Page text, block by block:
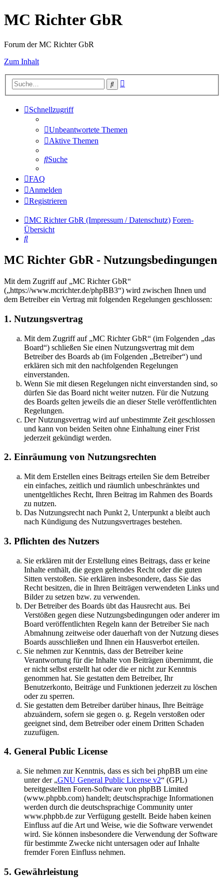
MC Richter GbR
Forum der MC Richter GbR
Zum Inhalt
Suche
Schnellzugriff
Unbeantwortete Themen
Aktive Themen
Suche
FAQ
Anmelden
Registrieren
MC Richter GbR (Impressum / Datenschutz) Foren-
Übersicht
Suche
MC Richter GbR - Nutzungsbedingungen
Mit dem Zugriff auf „MC Richter GbR“
(„https://www.mcrichter.de/phpBB3“) wird zwischen Ihnen und
dem Betreiber ein Vertrag mit folgenden Regelungen geschlossen:
1. Nutzungsvertrag
Mit dem Zugriff auf „MC Richter GbR“ (im Folgenden „das
Board“) schließen Sie einen Nutzungsvertrag mit dem
Betreiber des Boards ab (im Folgenden „Betreiber“) und
erklären sich mit den nachfolgenden Regelungen
einverstanden.
Wenn Sie mit diesen Regelungen nicht einverstanden sind, so
dürfen Sie das Board nicht weiter nutzen. Für die Nutzung
des Boards gelten jeweils die an dieser Stelle veröffentlichten
Regelungen.
Der Nutzungsvertrag wird auf unbestimmte Zeit geschlossen
und kann von beiden Seiten ohne Einhaltung einer Frist
jederzeit gekündigt werden.
2. Einräumung von Nutzungsrechten
Mit dem Erstellen eines Beitrags erteilen Sie dem Betreiber
ein einfaches, zeitlich und räumlich unbeschränktes und
unentgeltliches Recht, Ihren Beitrag im Rahmen des Boards
zu nutzen.
Das Nutzungsrecht nach Punkt 2, Unterpunkt a bleibt auch
nach Kündigung des Nutzungsvertrages bestehen.
3. Pflichten des Nutzers
Sie erklären mit der Erstellung eines Beitrags, dass er keine
Inhalte enthält, die gegen geltendes Recht oder die guten
Sitten verstoßen. Sie erklären insbesondere, dass Sie das
Recht besitzen, die in Ihren Beiträgen verwendeten Links und
Bilder zu setzen bzw. zu verwenden.
Der Betreiber des Boards übt das Hausrecht aus. Bei
Verstößen gegen diese Nutzungsbedingungen oder anderer im
Board veröffentlichten Regeln kann der Betreiber Sie nach
Abmahnung zeitweise oder dauerhaft von der Nutzung dieses
Boards ausschließen und Ihnen ein Hausverbot erteilen.
Sie nehmen zur Kenntnis, dass der Betreiber keine
Verantwortung für die Inhalte von Beiträgen übernimmt, die
er nicht selbst erstellt hat oder die er nicht zur Kenntnis
genommen hat. Sie gestatten dem Betreiber, Ihr
Benutzerkonto, Beiträge und Funktionen jederzeit zu löschen
oder zu sperren.
Sie gestatten dem Betreiber darüber hinaus, Ihre Beiträge
abzuändern, sofern sie gegen o. g. Regeln verstoßen oder
geeignet sind, dem Betreiber oder einem Dritten Schaden
zuzufügen.
4. General Public License
Sie nehmen zur Kenntnis, dass es sich bei phpBB um eine
unter der „GNU General Public License v2“ (GPL)
bereitgestellten Foren-Software von phpBB Limited
(www.phpbb.com) handelt; deutschsprachige Informationen
werden durch die deutschsprachige Community unter
www.phpbb.de zur Verfügung gestellt. Beide haben keinen
Einfluss auf die Art und Weise, wie die Software verwendet
wird. Sie können insbesondere die Verwendung der Software
für bestimmte Zwecke nicht untersagen oder auf Inhalte
fremder Foren Einfluss nehmen.
5. Gewährleistung